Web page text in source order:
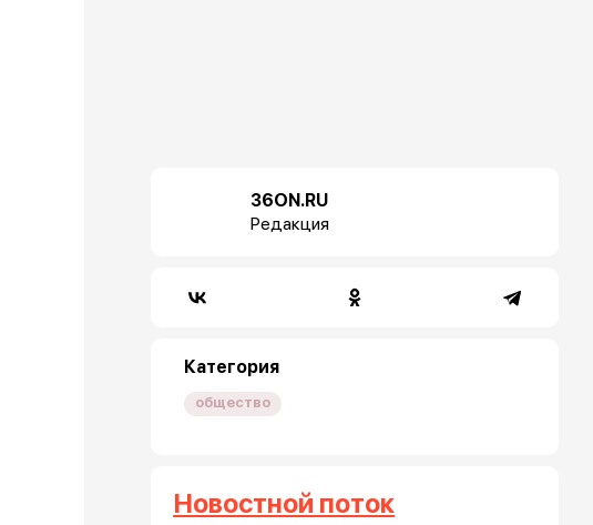
36ON.RU
Редакция
Категория
общество
Новостной поток